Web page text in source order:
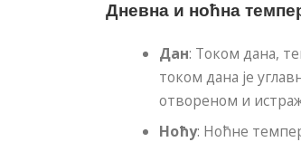
Дневна и ноћна
Дан: Током дана,
током дана је
отвореном и
Ноћу: Ноћне